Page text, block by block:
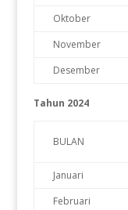
Oktober
November
Desember
Tahun 2024
BULAN
Januari
Februari